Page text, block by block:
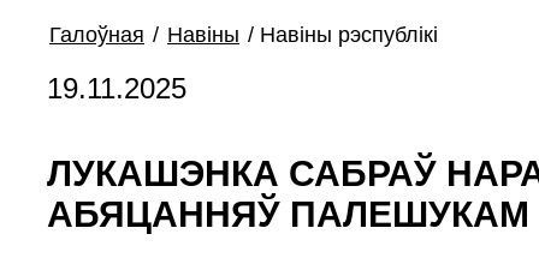
Галоўная / Навiны / Навiны рэспублiкi
19.11.2025
ЛУКАШЭНКА САБРАЎ
АБЯЦАННЯЎ ПАЛЕШУКАМ